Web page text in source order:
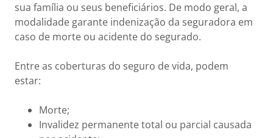
sua família ou seus beneficiários. De modo geral, a
modalidade garante indenização da seguradora em
caso de morte ou acidente do segurado.
Entre as coberturas do seguro de vida, podem
estar:
Morte;
Invalidez permanente total ou parcial causada